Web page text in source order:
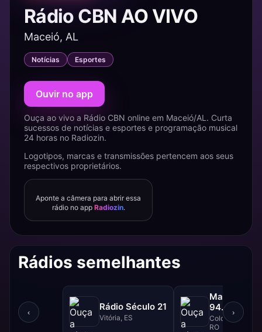
Rádio CBN AO VIVO
Maceió, AL
Notícias Esportes
Ouvir no app
Ouça ao vivo a Rádio CBN online em Maceió/AL. Curta
sucessos de notícias e esportes e programação musical
24 horas no Radiozin.
Logotipos, marcas e transmissões pertencem aos seus
respectivos proprietários.
Aponte a câmera para abrir essa
rádio no app Radiozin.
Rádios semelhantes
‹
Rádio Século 21
Vitória, ES
Massa FM -
94.1 FM
Colorado do
RO
›